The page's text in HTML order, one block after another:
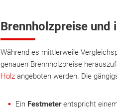
Brennholzpreise
Während es mittlerweile
genauen Brennholzpreise
Holz angeboten werden. Die
Ein Festmeterentspricht